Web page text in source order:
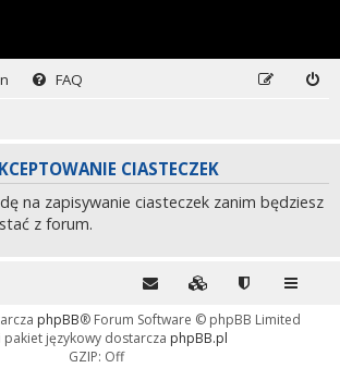
FAQ
CIASTECZEK
na zapisywanie ciasteczek zanim będziesz
z forum.
phpBB® Forum Software © phpBB Limited
pakiet językowy dostarcza phpBB.pl
GZIP: Off